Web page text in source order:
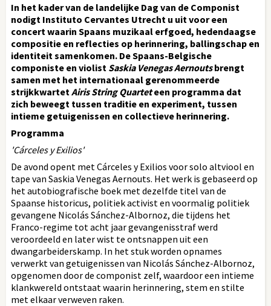
In het kader van de landelijke Dag van de Componist
nodigt Instituto Cervantes Utrecht u uit voor een
concert waarin Spaans muzikaal erfgoed, hedendaagse
compositie en reflecties op herinnering, ballingschap en
identiteit samenkomen. De Spaans-Belgische
componiste en violist Saskia Venegas Aernoutsbrengt
samen met het internationaal gerenommeerde
strijkkwartet Airis String Quarteteen programma dat
zich beweegt tussen traditie en experiment, tussen
intieme getuigenissen en collectieve herinnering.
Programma
'Cárceles y Exilios'
De avond opent met Cárceles y Exilios voor solo altviool en
tape van Saskia Venegas Aernouts. Het werk is gebaseerd op
het autobiografische boek met dezelfde titel van de
Spaanse historicus, politiek activist en voormalig politiek
gevangene Nicolás Sánchez-Albornoz, die tijdens het
Franco-regime tot acht jaar gevangenisstraf werd
veroordeeld en later wist te ontsnappen uit een
dwangarbeiderskamp. In het stuk worden opnames
verwerkt van getuigenissen van Nicolás Sánchez-Albornoz,
opgenomen door de componist zelf, waardoor een intieme
klankwereld ontstaat waarin herinnering, stem en stilte
met elkaar verweven raken.